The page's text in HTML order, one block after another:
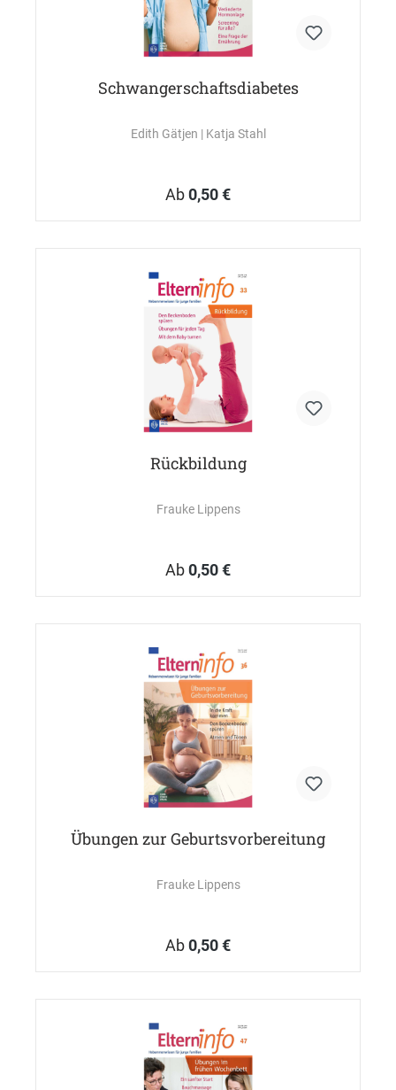
Schwangerschaftsdiabetes
Edith Gätjen | Katja Stahl
Ab0,50 €
Rückbildung
Frauke Lippens
Ab0,50 €
Übungen zur Geburtsvorbereitung
Frauke Lippens
Ab0,50 €